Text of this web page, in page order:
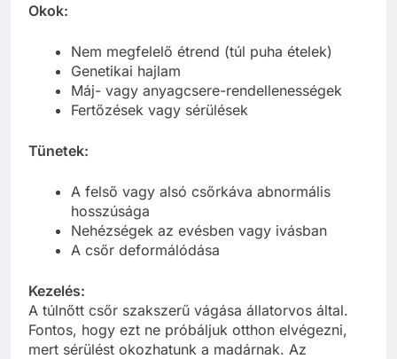
Okok:
Nem megfelelő étrend (túl puha ételek)
Genetikai hajlam
Máj- vagy anyagcsere-rendellenességek
Fertőzések vagy sérülések
Tünetek:
A felső vagy alsó csőrkáva abnormális
hosszúsága
Nehézségek az evésben vagy ivásban
A csőr deformálódása
Kezelés:
A túlnőtt csőr szakszerű vágása állatorvos által.
Fontos, hogy ezt ne próbáljuk otthon elvégezni,
mert sérülést okozhatunk a madárnak. Az